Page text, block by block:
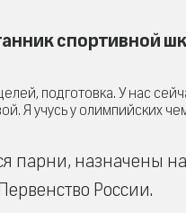
спортивной
подготовка. У нас
Я учусь у олимпийских
парни, назначены
России.